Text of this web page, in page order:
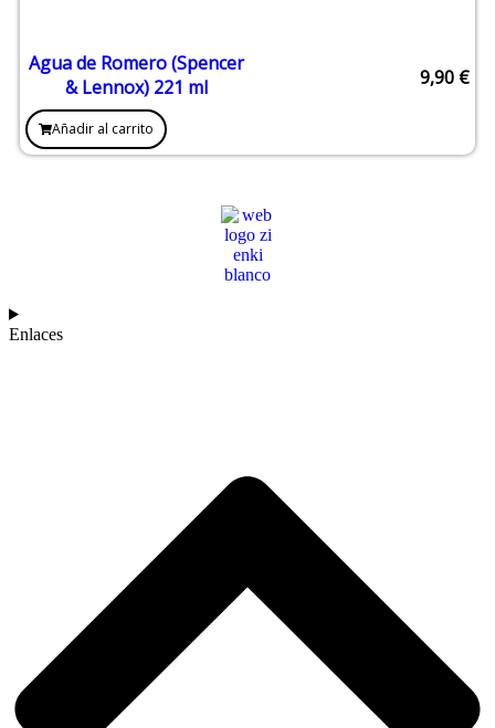
Agua de Romero (Spencer
& Lennox) 221 ml
9,90 €
Añadir al carrito
Enlaces